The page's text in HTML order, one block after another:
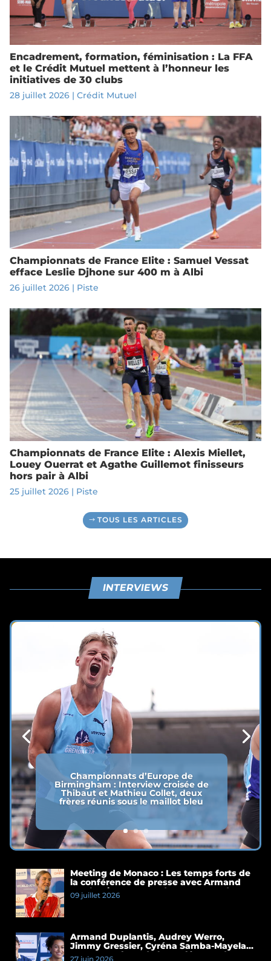
Encadrement, formation, féminisation : La FFA
et le Crédit Mutuel mettent à l’honneur les
initiatives de 30 clubs
28 juillet 2026| Crédit Mutuel
Championnats de France Elite : Samuel Vessat
efface Leslie Djhone sur 400 m à Albi
26 juillet 2026| Piste
Championnats de France Elite : Alexis Miellet,
Louey Ouerrat et Agathe Guillemot finisseurs
hors pair à Albi
25 juillet 2026| Piste
TOUS LES ARTICLES
INTERVIEWS
Championnats d’Europe de
Birmingham : Interview croisée de
Thibaut et Mathieu Collet, deux
frères réunis sous le maillot bleu
Meeting de Monaco : Les temps forts de
la conférence de presse avec Armand
Duplantis et Cassandre Beaugrand
09 juillet 2026
Armand Duplantis, Audrey Werro,
Jimmy Gressier, Cyréna Samba-Mayela…
Les temps forts de la conférence de
27 juin 2026